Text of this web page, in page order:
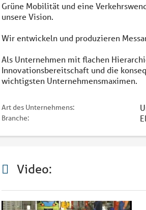
Grüne Mobilität und eine
unsere Vision.
Wir entwickeln und produzieren
Als Unternehmen mit flachen
Innovationsbereitschaft und die
wichtigsten Unternehmensmaximen.
Art des Unternehmens:
Branche:
Video: